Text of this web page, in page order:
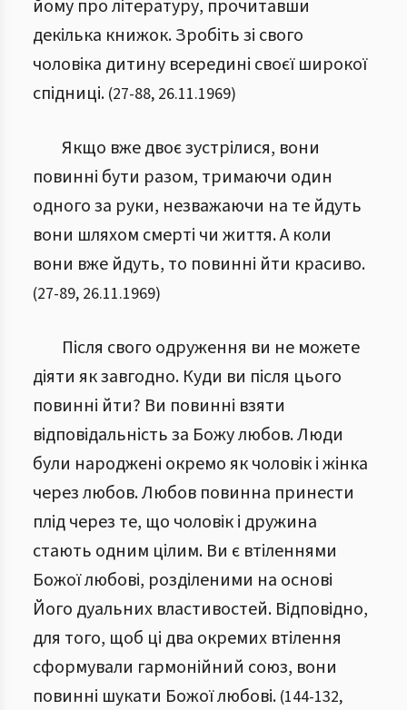
йому про літературу, прочитавши
декілька книжок. Зробіть зі свого
чоловіка дитину всередині своєї широкої
спідниці. (27-88, 26.11.1969)
Якщо вже двоє зустрілися, вони
повинні бути разом, тримаючи один
одного за руки, незважаючи на те йдуть
вони шляхом смерті чи життя. А коли
вони вже йдуть, то повинні йти красиво.
(27-89, 26.11.1969)
Після свого одруження ви не можете
діяти як завгодно. Куди ви після цього
повинні йти? Ви повинні взяти
відповідальність за Божу любов. Люди
були народжені окремо як чоловік і жінка
через любов. Любов повинна принести
плід через те, що чоловік і дружина
стають одним цілим. Ви є втіленнями
Божої любові, розділеними на основі
Його дуальних властивостей. Відповідно,
для того, щоб ці два окремих втілення
сформували гармонійний союз, вони
повинні шукати Божої любові. (144-132,